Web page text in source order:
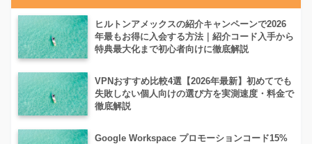
ヒルトンアメックスの紹介キャンペーンで2026
年最もお得に入会する方法｜紹介コード入手から
特典最大化まで初心者向けに徹底解説
VPNおすすめ比較4選【2026年最新】初めてでも
失敗しない個人向けの選び方を実測速度・料金で
徹底解説
Google Workspace プロモーションコード15%